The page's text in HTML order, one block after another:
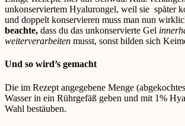
unkonserviertem Hyalurongel, weil sie später
und doppelt konservieren muss man nun
beachte, dass du das unkonservierte Gel
weiterverarbeiten musst, sonst bilden sich
Und so wird’s gemacht
Die im Rezept angegebene Menge
Wasser in ein Rührgefäß geben und mit 1%
Wahl bestäuben.